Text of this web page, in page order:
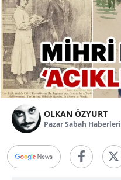
OLKAN ÖZYURT
Pazar Sabah Haberleri